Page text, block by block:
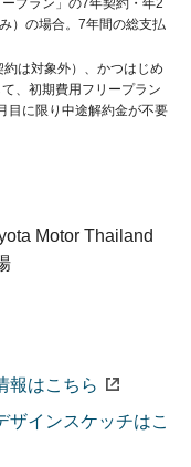
プラン」の7年契約・年2
）の場合。7年間の総支払
は対象外）、かつはじめ
、初期費用フリープラン
目に限り中途解約金が不要
Motor Thailand
報はこちら
ザインスケッチはこ